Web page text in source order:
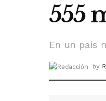
555
En un país
by